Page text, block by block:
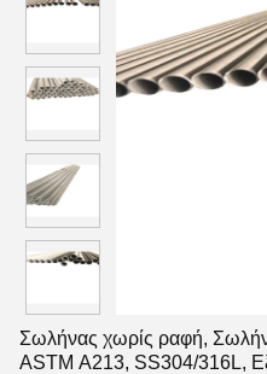
Σωλήνας λέβητα
Σωλήνας χωρίς ραφή,
ASTM A213, SS304/316L,